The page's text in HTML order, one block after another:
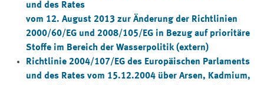
und des Rates
vom 12. August 2013 zur Änderung der Richtlinien
2000/60/EG und 2008/105/EG in Bezug auf prioritäre
Stoffe im Bereich der Wasserpolitik (extern)
Richtlinie 2004/107/EG des Europäischen Parlaments
und des Rates vom 15.12.2004 über Arsen, Kadmium,